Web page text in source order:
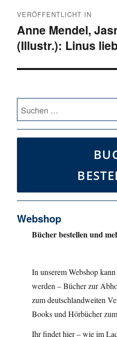
VERÖFFENTLICHT IN
Anne Mendel,
(Illustr.): Linus
Suche
nach:
Webshop
Bücher bestellen und
In unserem Webshop
werden – Bücher zur
zum deutschlandweiten
Books und Hörbücher
Ihr findet hier – wie im